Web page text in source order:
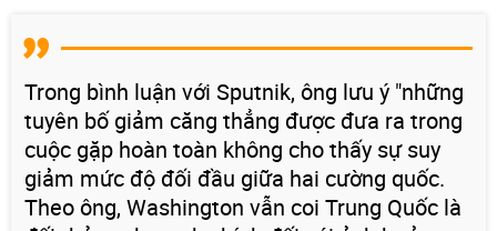
Trong bình luận với Sputnik, ông lưu ý "những
tuyên bố giảm căng thẳng được đưa ra trong
cuộc gặp hoàn toàn không cho thấy sự suy
giảm mức độ đối đầu giữa hai cường quốc.
Theo ông, Washington vẫn coi Trung Quốc là